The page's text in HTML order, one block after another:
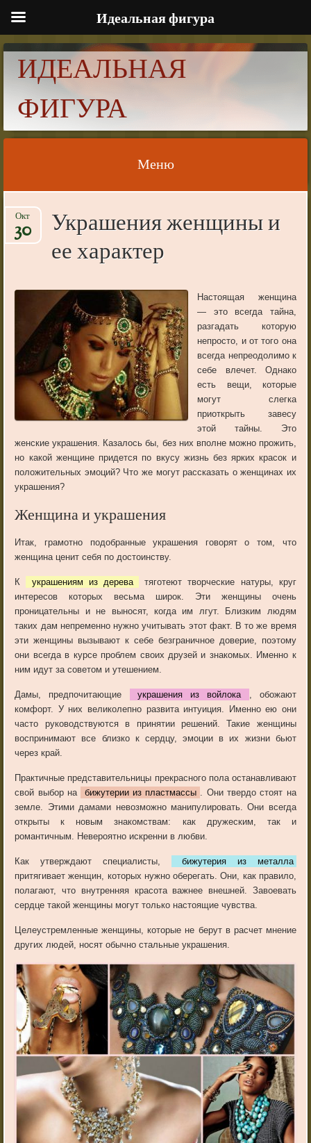
ИДЕАЛЬНАЯ
ФИГУРА
Меню
Skip to content
Украшения женщины и
ее характер
Окт
30
Настоящая женщина
— это всегда тайна,
разгадать которую
непросто, и от того она
всегда непреодолимо к
себе влечет. Однако
есть вещи, которые
могут слегка
приоткрыть завесу
этой тайны. Это
женские украшения. Казалось бы, без них вполне можно прожить,
но какой женщине придется по вкусу жизнь без ярких красок и
положительных эмоций? Что же могут рассказать о женщинах их
украшения?
Женщина и украшения
Итак, грамотно подобранные украшения говорят о том, что
женщина ценит себя по достоинству.
К украшениям из дерева
тяготеют творческие натуры, круг
интересов которых весьма широк. Эти женщины очень
проницательны и не выносят, когда им лгут. Близким людям
таких дам непременно нужно учитывать этот факт. В то же время
эти женщины вызывают к себе безграничное доверие, поэтому
они всегда в курсе проблем своих друзей и знакомых. Именно к
ним идут за советом и утешением.
Дамы, предпочитающие украшения из войлока , обожают
комфорт. У них великолепно развита интуиция. Именно ею они
часто руководствуются в принятии решений. Такие женщины
воспринимают все близко к сердцу, эмоции в их жизни бьют
через край.
Практичные представительницы прекрасного пола останавливают
свой выбор на
бижутерии из пластмассы . Они твердо стоят на
земле. Этими дамами невозможно манипулировать. Они всегда
открыты к новым знакомствам: как дружеским, так и
романтичным. Невероятно искренни в любви.
Как утверждают специалисты,
бижутерия из металла
притягивает женщин, которых нужно оберегать. Они, как правило,
полагают, что внутренняя красота важнее внешней. Завоевать
сердце такой женщины могут только настоящие чувства.
Целеустремленные женщины, которые не берут в расчет мнение
других людей, носят обычно стальные украшения.
Идеальная фигура